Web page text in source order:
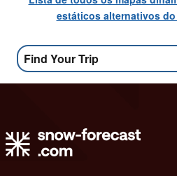
estáticos alternativos
Find Your Trip